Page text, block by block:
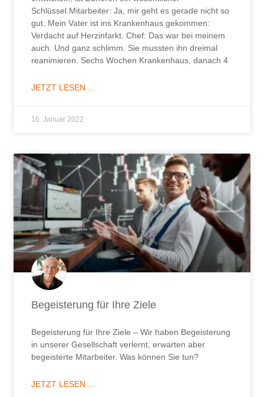
Schlüssel.Mitarbeiter: Ja, mir geht es gerade nicht so
gut. Mein Vater ist ins Krankenhaus gekommen:
Verdacht auf Herzinfarkt. Chef: Das war bei meinem
auch. Und ganz schlimm. Sie mussten ihn dreimal
reanimieren. Sechs Wochen Krankenhaus, danach 4
JETZT LESEN ...
16. Januar 2022
Begeisterung für Ihre Ziele
Begeisterung für Ihre Ziele – Wir haben Begeisterung
in unserer Gesellschaft verlernt, erwarten aber
begeisterte Mitarbeiter. Was können Sie tun?
JETZT LESEN ...